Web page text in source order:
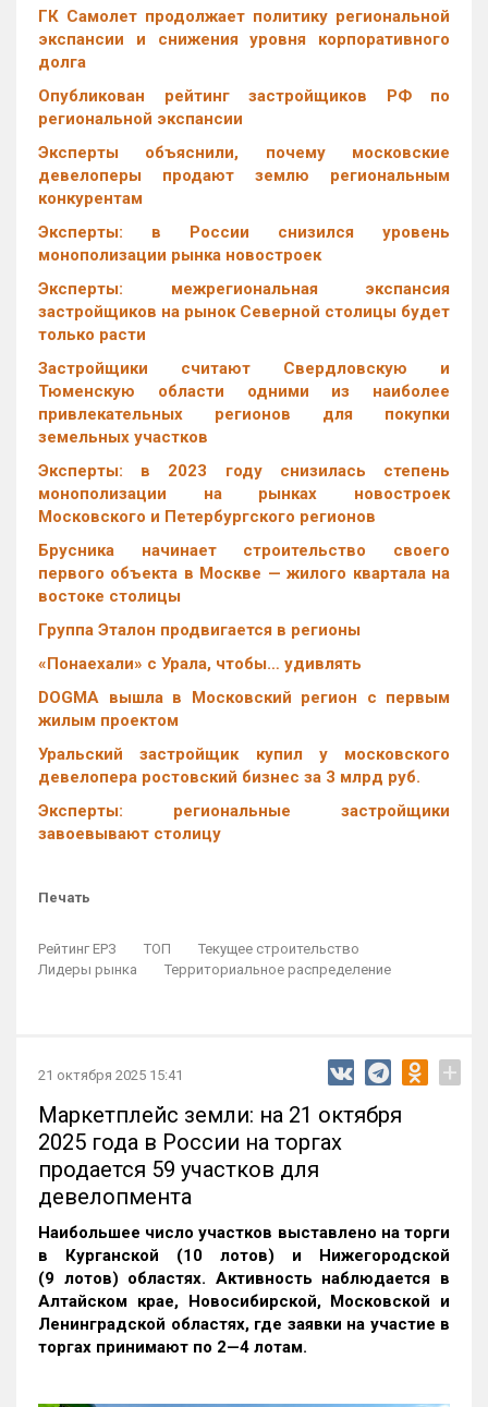
ГК Самолет продолжает политику региональной
экспансии и снижения уровня корпоративного
долга
Опубликован рейтинг застройщиков РФ по
региональной экспансии
Эксперты объяснили, почему московские
девелоперы продают землю региональным
конкурентам
Эксперты: в России снизился уровень
монополизации рынка новостроек
Эксперты: межрегиональная экспансия
застройщиков на рынок Северной столицы будет
только расти
Застройщики считают Свердловскую и
Тюменскую области одними из наиболее
привлекательных регионов для покупки
земельных участков
Эксперты: в 2023 году снизилась степень
монополизации на рынках новостроек
Московского и Петербургского регионов
Брусника начинает строительство своего
первого объекта в Москве — жилого квартала на
востоке столицы
Группа Эталон продвигается в регионы
«Понаехали» с Урала, чтобы… удивлять
DOGMA вышла в Московский регион с первым
жилым проектом
Уральский застройщик купил у московского
девелопера ростовский бизнес за 3 млрд руб.
Эксперты: региональные застройщики
завоевывают столицу
Печать
Рейтинг ЕРЗ ТОП
Текущее строительство
Лидеры рынка
Территориальное распределение
21 октября 2025 15:41 +
Маркетплейс земли: на 21 октября
2025 года в России на торгах
продается 59 участков для
девелопмента
Наибольшее число участков выставлено на торги
в Курганской (10 лотов) и Нижегородской
(9 лотов) областях. Активность наблюдается в
Алтайском крае, Новосибирской, Московской и
Ленинградской областях, где заявки на участие в
торгах принимают по 2—4 лотам.